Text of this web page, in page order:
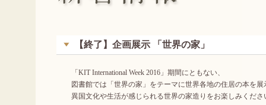
【終了】企画展示 「世界の家」
「KIT International Week 2016」期間にともない、
図書館では「世界の家」をテーマに世界各地の住居の本を
異国文化や生活が感じられる世界の家造りをお楽しみくださ